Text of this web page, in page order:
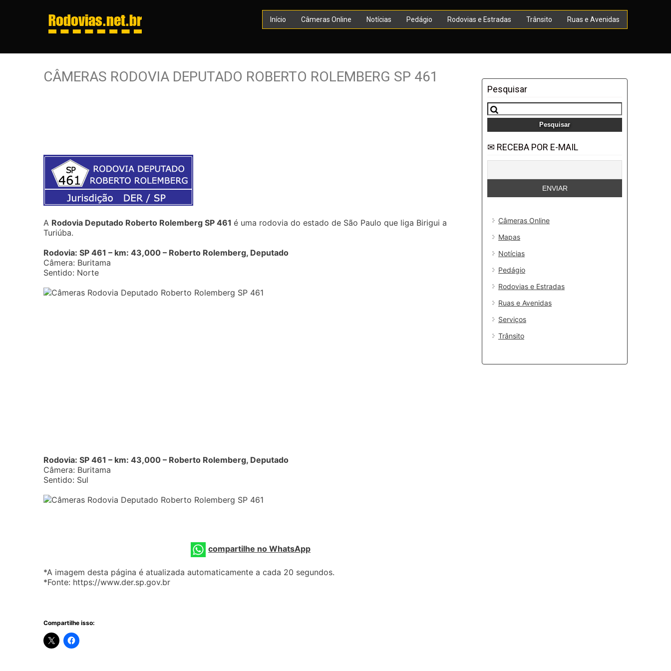
Rodovias.net.br Início Câmeras Online Notícias Pedágio Rodovias e Estradas Trânsito Ruas e Avenidas
CÂMERAS RODOVIA DEPUTADO ROBERTO ROLEMBERG SP 461
A Rodovia Deputado Roberto Rolemberg SP 461 é uma rodovia do estado de São Paulo que liga Birigui a
Turiúba.
Rodovia: SP 461 – km: 43,000 – Roberto Rolemberg, Deputado
Câmera: Buritama
Sentido: Norte
Rodovia: SP 461 – km: 43,000 – Roberto Rolemberg, Deputado
Câmera: Buritama
Sentido: Sul
compartilhe no WhatsApp
*A imagem desta página é atualizada automaticamente a cada 20 segundos.
*Fonte: https://www.der.sp.gov.br
Compartilhe isso:
Pesquisar
Pesquisar
por:
✉ RECEBA POR E-MAIL
Câmeras Online
Mapas
Notícias
Pedágio
Rodovias e Estradas
Ruas e Avenidas
Serviços
Trânsito